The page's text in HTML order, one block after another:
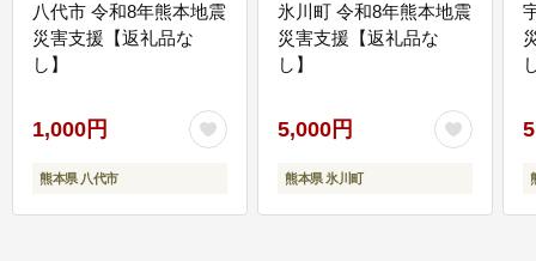
八代市 令和8年熊本地震
災害支援【返礼品な
し】
1,000円
熊本県 八代市
氷川町 令和8年熊本地震
災害支援【返礼品な
し】
5,000円
熊本県 氷川町